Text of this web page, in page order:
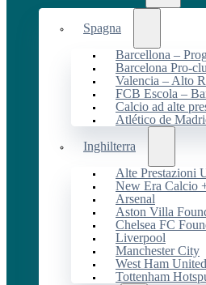
Spagna
Barcellona –
Barcelona Pro-
Valencia – Alto
FCB Escola –
Calcio ad alte
Atlético de
Inghilterra
Alte Prestazioni
New Era Calcio
Arsenal
Aston Villa
Chelsea FC
Liverpool
Manchester City
West Ham United
Tottenham